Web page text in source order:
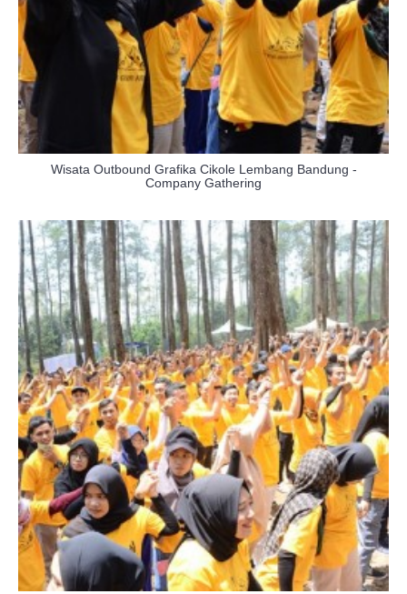
Wisata Outbound Grafika Cikole Lembang Bandung -
Company Gathering